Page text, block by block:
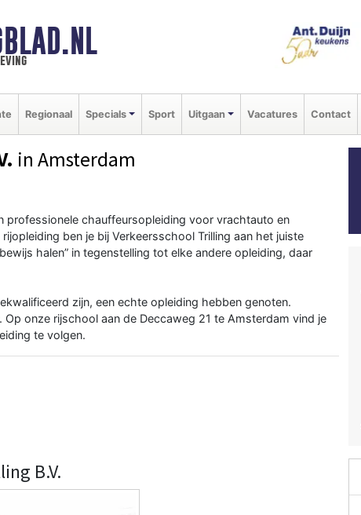
Regionaal Specials Sport Uitgaan Vacatures Contact
in Amsterdam
professionele chauffeursopleiding voor vrachtauto en
ben je bij Verkeersschool Trilling aan het juiste
halen” in tegenstelling tot elke andere opleiding, daar
zijn, een echte opleiding hebben genoten.
onze rijschool aan de Deccaweg 21 te Amsterdam vind je
te volgen.
B.V.